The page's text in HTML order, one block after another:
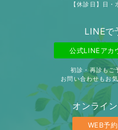
【休診日】日・
LINEで
公式LINEアカ
初診・再診もご
お問い合わせもお
オンライ
WEB予約